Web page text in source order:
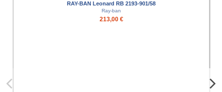
RAY-BAN Leonard RB 2193-901/58
Ray-ban
213,00 €